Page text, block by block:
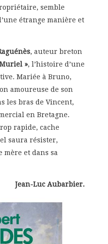
semble
étrange manière et
, auteur breton
», l’histoire d’une
Mariée à Bruno,
amoureuse de son
les bras de Vincent,
en Bretagne.
rapide, cache
saura résister,
mère et dans sa
Jean-Luc Aubarbier.